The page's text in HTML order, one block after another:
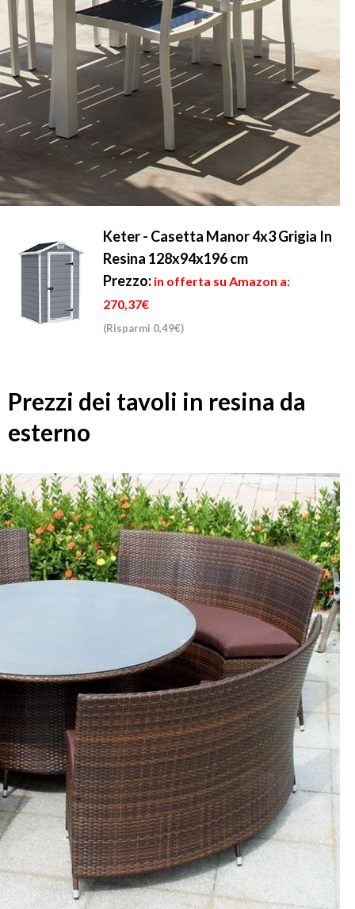
Keter - Casetta Manor 4x3 Grigia In
Resina 128x94x196 cm
Prezzo: in offerta su Amazon a:
270,37€
(Risparmi 0,49€)
Prezzi dei tavoli in resina da
esterno